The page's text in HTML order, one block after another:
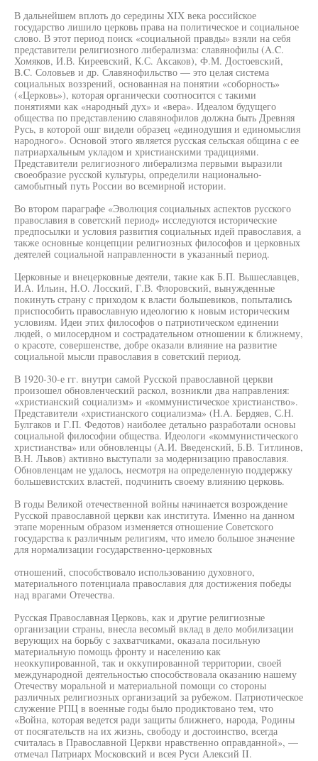
В дальнейшем вплоть до середины XIX века российское
государство лишило церковь права на политическое и социальное
слово. В этот период поиск «социальной правды» взяли на себя
представители религиозного либерализма: славянофилы (A.C.
Хомяков, И.В. Киреевский, К.С. Аксаков), Ф.М. Достоевский,
B.C. Соловьев и др. Славянофильство — это целая система
социальных воззрений, основанная на понятии «соборность»
(«Церковь»), которая органически соотносится с такими
понятиями как «народный дух» и «вера». Идеалом будущего
общества по представлению славянофилов должна быть Древняя
Русь, в которой ошг видели образец «единодушия и единомыслия
народного». Основой этого является русская сельская община с ее
патриархальным укладом и христианскими традициями.
Представители религиозного либерализма первыми выразили
своеобразие русской культуры, определили национально-
самобытный путь России во всемирной истории.
Во втором параграфе «Эволюция социальных аспектов русского
православия в советский период» исследуются исторические
предпосылки и условия развития социальных идей православия, а
также основные концепции религиозных философов и церковных
деятелей социальной направленности в указанный период.
Церковные и внецерковные деятели, такие как Б.П. Вышеславцев,
И.А. Ильин, Н.О. Лосский, Г.В. Флоровский, вынужденные
покинуть страну с приходом к власти большевиков, попытались
приспособить православную идеологию к новым историческим
условиям. Идеи этих философов о патриотическом единении
людей, о милосердном и сострадательном отношении к ближнему,
о красоте, совершенстве, добре оказали влияние на развитие
социальной мысли православия в советский период.
В 1920-30-е гг. внутри самой Русской православной церкви
произошел обновленческий раскол, возникли два направления:
«христианский социализм» и «коммунистическое христианство».
Представители «христианского социализма» (H.A. Бердяев, С.Н.
Булгаков и Г.П. Федотов) наиболее детально разработали основы
социальной философии общества. Идеологи «коммунистического
христианства» или обновленцы (А.И. Введенский, Б.В. Титлинов,
В.Н. Львов) активно выступали за модернизацию православия.
Обновленцам не удалось, несмотря на определенную поддержку
большевистских властей, подчинить своему влиянию церковь.
В годы Великой отечественной войны начинается возрождение
Русской православной церкви как института. Именно на данном
этапе моренным образом изменяется отношение Советского
государства к различным религиям, что имело большое значение
для нормализации государственно-церковных
отношений, способствовало использованию духовного,
материального потенциала православия для достижения победы
над врагами Отечества.
Русская Православная Церковь, как и другие религиозные
организации страны, внесла весомый вклад в дело мобилизации
верующих на борьбу с захватчиками, оказала посильную
материальную помощь фронту и населению как
неоккупированной, так и оккупированной территории, своей
международной деятельностью способствовала оказанию нашему
Отечеству моральной и материальной помощи со стороны
различных религиозных организаций за рубежом. Патриотическое
служение РПЦ в военные годы было продиктовано тем, что
«Война, которая ведется ради защиты ближнего, народа, Родины
от посягательств на их жизнь, свободу и достоинство, всегда
считалась в Православной Церкви нравственно оправданной», —
отмечал Патриарх Московский и всея Руси Алексий II.